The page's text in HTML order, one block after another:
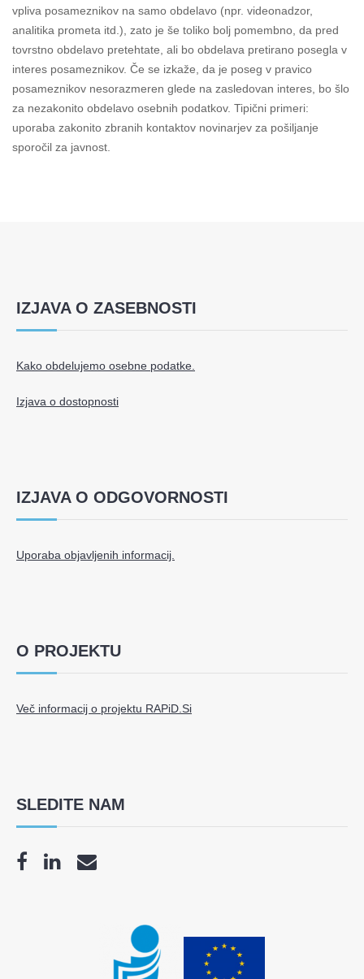
vpliva posameznikov na samo obdelavo (npr. videonadzor,
analitika prometa itd.), zato je še toliko bolj pomembno, da pred
tovrstno obdelavo pretehtate, ali bo obdelava pretirano posegla v
interes posameznikov. Če se izkaže, da je poseg v pravico
posameznikov nesorazmeren glede na zasledovan interes, bo šlo
za nezakonito obdelavo osebnih podatkov. Tipični primeri:
uporaba zakonito zbranih kontaktov novinarjev za pošiljanje
sporočil za javnost.
IZJAVA O ZASEBNOSTI
Kako obdelujemo osebne podatke.
Izjava o dostopnosti
IZJAVA O ODGOVORNOSTI
Uporaba objavljenih informacij.
O PROJEKTU
Več informacij o projektu RAPiD.Si
SLEDITE NAM